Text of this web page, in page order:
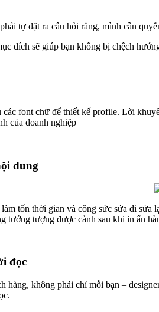
tự đặt ra câu hỏi rằng, mình cần
đích sẽ giúp bạn không bị chệch
font chữ để thiết kế profile. Lời
của doanh nghiệp
dung
tốn thời gian và công sức sửa đi sửa
tưởng tượng được cảnh sau khi in ấn
đọc
hàng, không phải chỉ mỗi bạn –